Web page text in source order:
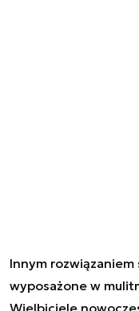
Innym rozwiązaniem
wyposażone w